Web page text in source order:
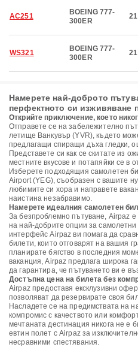
AC251
BOEING 777-
300ER
WS321
BOEING 777-
300ER
Намерете най-доброто
перфектното си изживяване
Открийте приключение, което
Отправете се на забележително
летище Ванкувър (YVR), където
предлагащи спиращи дъха гледки,
Представете си как се скитате из
местните вкусове и потапяйки се в
Изберете подходящия самолетен
Airport (YEG), съобразен с вашите
любимите си хора и направете
наистина незабравимо.
Намерете идеалния самолетен
За безпроблемно пътуване, Airpaz
на най-добрите опции за
интерфейс Airpaz ви помага да
билети, които отговарят на вашия
планирате бягство в последния
ваканция, Airpaz предлага широка
да гарантира, че пътуването ви е
Достъпна цена на билета без
Airpaz предоставя ексклузивни
позволяват да резервирате своя
Насладете се на предимствата на
компромис с качеството или
мечтаната дестинация никога не е
евтин полет с Airpaz за
несравними спестявания.